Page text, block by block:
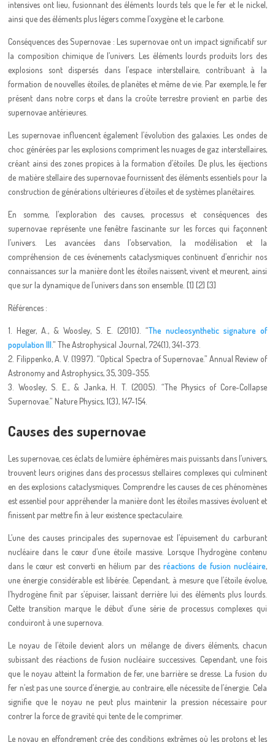
intensives ont lieu, fusionnant des éléments lourds tels que le fer et le nickel,
ainsi que des éléments plus légers comme l’oxygène et le carbone.
Conséquences des Supernovae : Les supernovae ont un impact significatif sur
la composition chimique de l’univers. Les éléments lourds produits lors des
explosions sont dispersés dans l’espace interstellaire, contribuant à la
formation de nouvelles étoiles, de planètes et même de vie. Par exemple, le fer
présent dans notre corps et dans la croûte terrestre provient en partie des
supernovae antérieures.
Les supernovae influencent également l’évolution des galaxies. Les ondes de
choc générées par les explosions compriment les nuages de gaz interstellaires,
créant ainsi des zones propices à la formation d’étoiles. De plus, les éjections
de matière stellaire des supernovae fournissent des éléments essentiels pour la
construction de générations ultérieures d’étoiles et de systèmes planétaires.
En somme, l’exploration des causes, processus et conséquences des
supernovae représente une fenêtre fascinante sur les forces qui façonnent
l’univers. Les avancées dans l’observation, la modélisation et la
compréhension de ces événements cataclysmiques continuent d’enrichir nos
connaissances sur la manière dont les étoiles naissent, vivent et meurent, ainsi
que sur la dynamique de l’univers dans son ensemble. [1] [2] [3]
Références :
1. Heger, A., & Woosley, S. E. (2010). “The nucleosynthetic signature of
population III.” The Astrophysical Journal, 724(1), 341-373.
2. Filippenko, A. V. (1997). “Optical Spectra of Supernovae.” Annual Review of
Astronomy and Astrophysics, 35, 309-355.
3. Woosley, S. E., & Janka, H. T. (2005). “The Physics of Core-Collapse
Supernovae.” Nature Physics, 1(3), 147-154.
Causes des supernovae
Les supernovae, ces éclats de lumière éphémères mais puissants dans l’univers,
trouvent leurs origines dans des processus stellaires complexes qui culminent
en des explosions cataclysmiques. Comprendre les causes de ces phénomènes
est essentiel pour appréhender la manière dont les étoiles massives évoluent et
finissent par mettre fin à leur existence spectaculaire.
L’une des causes principales des supernovae est l’épuisement du carburant
nucléaire dans le cœur d’une étoile massive. Lorsque l’hydrogène contenu
dans le cœur est converti en hélium par des réactions de fusion nucléaire,
une énergie considérable est libérée. Cependant, à mesure que l’étoile évolue,
l’hydrogène finit par s’épuiser, laissant derrière lui des éléments plus lourds.
Cette transition marque le début d’une série de processus complexes qui
conduiront à une supernova.
Le noyau de l’étoile devient alors un mélange de divers éléments, chacun
subissant des réactions de fusion nucléaire successives. Cependant, une fois
que le noyau atteint la formation de fer, une barrière se dresse. La fusion du
fer n’est pas une source d’énergie, au contraire, elle nécessite de l’énergie. Cela
signifie que le noyau ne peut plus maintenir la pression nécessaire pour
contrer la force de gravité qui tente de le comprimer.
Le noyau en effondrement crée des conditions extrêmes où les protons et les